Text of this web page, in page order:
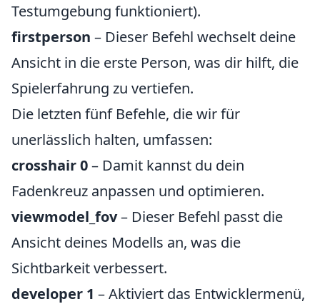
Testumgebung funktioniert).
firstperson – Dieser Befehl wechselt deine
Ansicht in die erste Person, was dir hilft, die
Spielerfahrung zu vertiefen.
Die letzten fünf Befehle, die wir für
unerlässlich halten, umfassen:
crosshair 0– Damit kannst du dein
Fadenkreuz anpassen und optimieren.
viewmodel_fov– Dieser Befehl passt die
Ansicht deines Modells an, was die
Sichtbarkeit verbessert.
developer 1 – Aktiviert das Entwicklermenü,